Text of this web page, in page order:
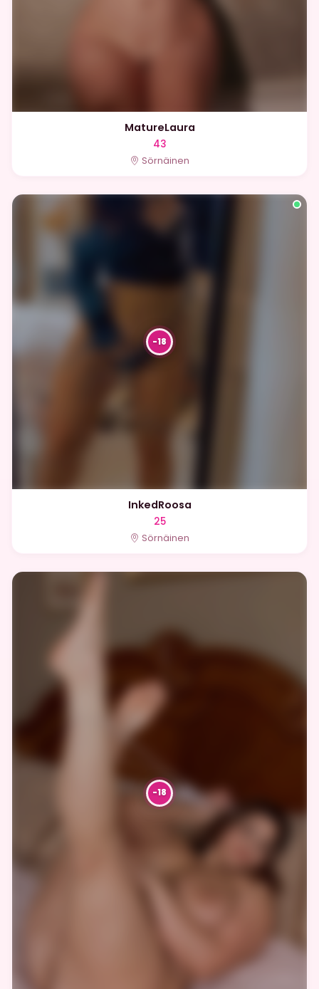
MatureLaura
43
Sörnäinen
InkedRoosa
25
Sörnäinen